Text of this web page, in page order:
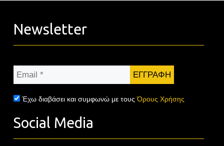
Newsletter
Email
Έχω διαβάσει και συμφωνώ με τουςΌρους Χρήσης
Social Media